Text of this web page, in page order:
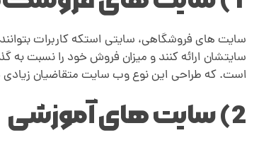
ا
ر
ب
سایت های فروشگاهی، سایتی استکه کاربرات
سایتشان ارائه کنند و میزان فروش خود را نسبت به
است. که طراحی این نوع وب سایت متقاضیان زیادی
2) سایت های آموزشی